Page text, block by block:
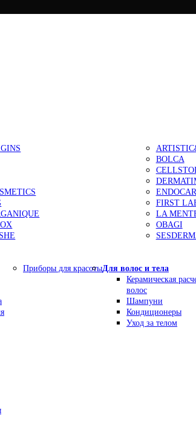
BOLCA
FIRST
LA
OBAGI
Приборы для красотыДля волос и тела
Керамическая
волос
Шампуни
Кондиционеры
Уход за телом